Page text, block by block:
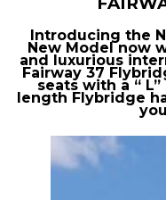
Introducing the
New Model now
and luxurious
Fairway 37
seats with a “
length Flybridge